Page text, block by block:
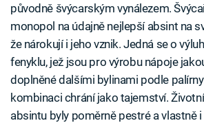
původně švýcarským vynálezem.
monopol na údajně nejlepší absint na
že nárokují i jeho vznik. Jedná se o
fenyklu, jež jsou pro výrobu nápoje
doplněné dalšími bylinami podle
kombinaci chrání jako tajemství.
absintu byly poměrně pestré a vlastně